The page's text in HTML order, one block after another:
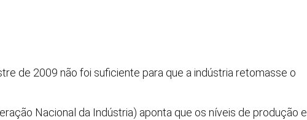
de 2009 não foi suficiente para que a indústria retomasse o
Nacional da Indústria) aponta que os níveis de produção e